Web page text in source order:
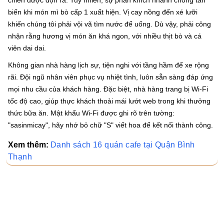
biến khi món mì bò cấp 1 xuất hiện. Vị cay nồng đến xé lưỡi
khiến chúng tôi phải vội vã tìm nước để uống. Dù vậy, phải công
nhận rằng hương vị món ăn khá ngon, với nhiều thịt bò và cá
viên dai dai.
Không gian nhà hàng lịch sự, tiện nghi với tầng hầm để xe rộng
rãi. Đội ngũ nhân viên phục vụ nhiệt tình, luôn sẵn sàng đáp ứng
mọi nhu cầu của khách hàng. Đặc biệt, nhà hàng trang bị Wi-Fi
tốc độ cao, giúp thực khách thoải mái lướt web trong khi thưởng
thức bữa ăn. Mật khẩu Wi-Fi được ghi rõ trên tường:
"sasinmicay", hãy nhớ bỏ chữ "S" viết hoa để kết nối thành công.
Xem thêm: Danh sách 16 quán cafe tại Quận Bình
Thạnh